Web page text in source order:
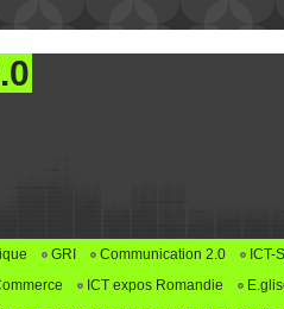
GRI Communication 2.0 ICT-
ICT expos Romandie